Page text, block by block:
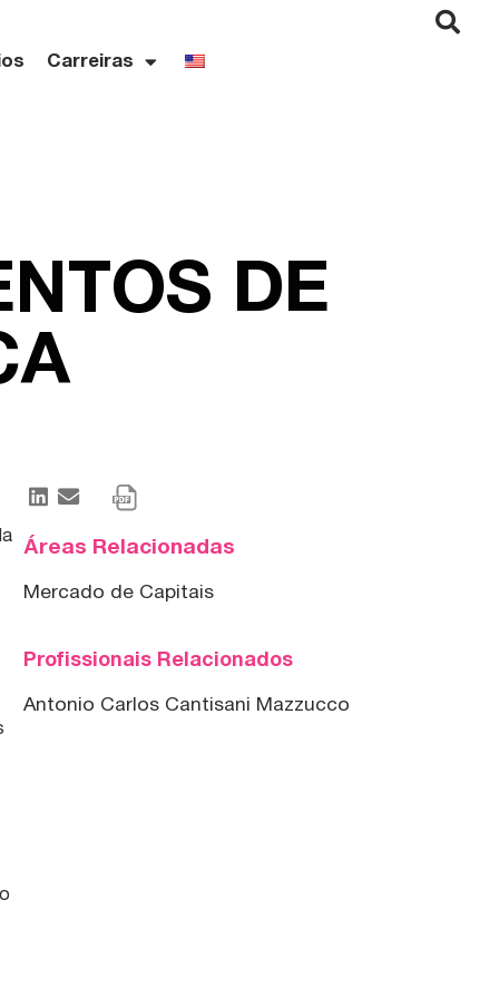
Carreiras
DE
Áreas Relacionadas
Mercado de Capitais
Profissionais Relacionados
Antonio Carlos Cantisani Mazzucco